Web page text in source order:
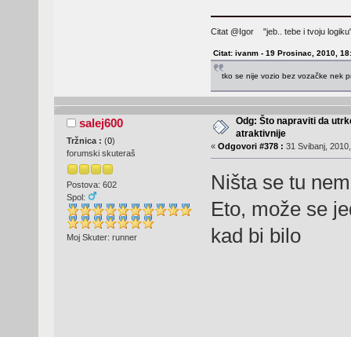
Citat @Igor "jeb.. tebe i tvoju
Citat: ivanm - 19 Prosinac, 2010,
tko se nije vozio bez vozačke nek
salej600
Tržnica : (0)
forumski skuteraš
Postova: 602
Spol:
Moj Skuter: runner
Odg: Što napraviti da
atraktivnije
« Odgovori #378 : 31 Svibanj,
Ništa se tu
Eto, može se
kad bi bilo